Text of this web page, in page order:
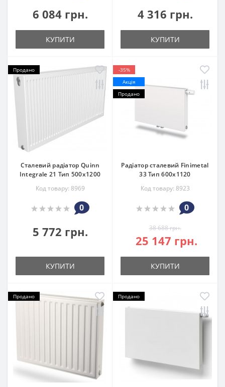
6 084 грн.
КУПИТИ
4 316 грн.
КУПИТИ
Продано
Сталевий радіатор Quinn
Integrale 21 Тип 500х1200
Код товару: 8969
0
5 772 грн.
КУПИТИ
-35%
Акція
Продано
Радіатор сталевий Finimetal
33 Тип 600х1120
Код товару: 8923
0
38 688 грн.
25 147 грн.
КУПИТИ
Продано Продано